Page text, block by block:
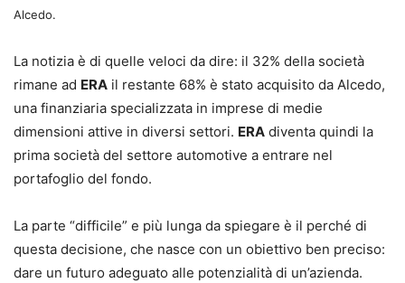
Alcedo.
La notizia è di quelle veloci da dire: il 32% della società
rimane ad ERA il restante 68% è stato acquisito da Alcedo,
una finanziaria specializzata in imprese di medie
dimensioni attive in diversi settori. ERA diventa quindi la
prima società del settore automotive a entrare nel
portafoglio del fondo.
La parte “difficile” e più lunga da spiegare è il perché di
questa decisione, che nasce con un obiettivo ben preciso:
dare un futuro adeguato alle potenzialità di un’azienda.